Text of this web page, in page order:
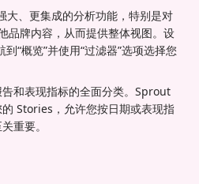
、更集成的分析功能，特别是对
品牌内容，从而提供整体视图。设
“概览”并使用“过滤器”选项选择您
告和表现指标的全面分类。Sprout
Stories，允许您按日期或表现指
重要。